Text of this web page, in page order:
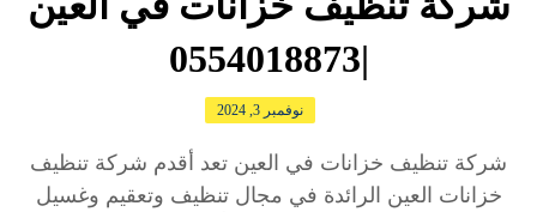
|0554018873
نوفمبر 3, 2024
شركة تنظيف خزانات في العين تعد أقدم شركة تنظيف
خزانات العين الرائدة في مجال تنظيف وتعقيم وغسيل